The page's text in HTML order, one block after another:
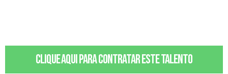
Clique aqui para contratar este talento